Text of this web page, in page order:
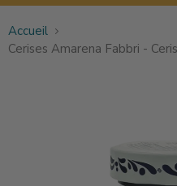
Accueil
Cerises Amarena Fabbri -